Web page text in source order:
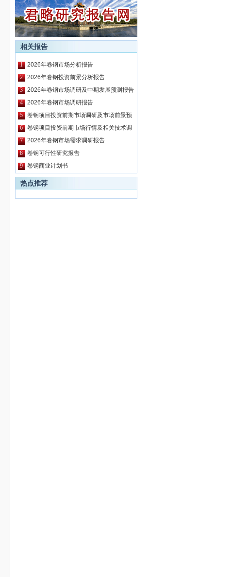
相关报告
1
2026年卷钢市场分析报告
2
2026年卷钢投资前景分析报告
3
2026年卷钢市场调研及中期发展预测报告
4
2026年卷钢市场调研报告
5
卷钢项目投资前期市场调研及市场前景预
测报告
6
卷钢项目投资前期市场行情及相关技术调
研报告
7
2026年卷钢市场需求调研报告
8
卷钢可行性研究报告
9
卷钢商业计划书
热点推荐